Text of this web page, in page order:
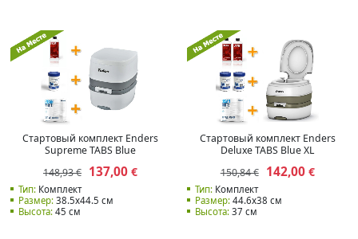
Стартовый комплект Enders
Supreme TABS Blue
148,93 € 137,00 €
Тип:Комплект
Размер:38.5x44.5 см
Высота:45 см
Стартовый комплект Enders
Deluxe TABS Blue XL
150,84 €
142,00€
Тип: Комплект
Размер: 44.6x38 см
Высота: 37 см